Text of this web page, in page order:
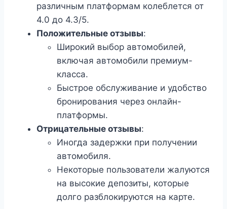
различным платформам колеблется от
4.0 до 4.3/5.
Положительные отзывы:
Широкий выбор автомобилей,
включая автомобили премиум-
класса.
Быстрое обслуживание и удобство
бронирования через онлайн-
платформы.
Отрицательные отзывы:
Иногда задержки при получении
автомобиля.
Некоторые пользователи жалуются
на высокие депозиты, которые
долго разблокируются на карте.